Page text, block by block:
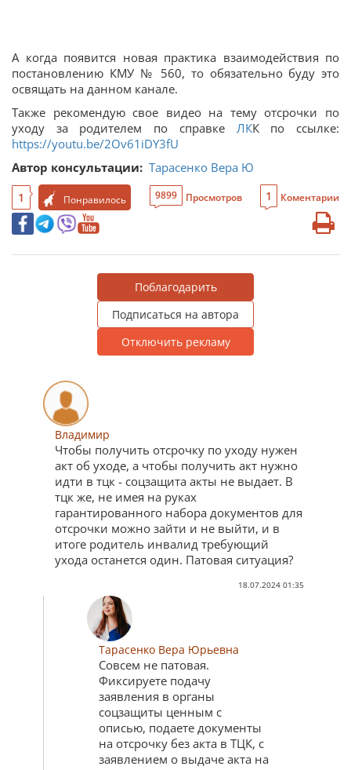
А когда появится новая практика взаимодействия по
постановлению КМУ № 560, то обязательно буду это
освящать на данном канале.
Также рекомендую свое видео на тему отсрочки по
уходу за родителем по справке ЛКК по ссылке:
https://youtu.be/2Ov61iDY3fU
Автор консультации: Тарасенко Вера Ю
1 Понравилось 9899 Просмотров 1 Коментарии
Поблагодарить
Подписаться на автора
Отключить рекламу
Владимир
Чтобы получить отсрочку по уходу нужен
акт об уходе, а чтобы получить акт нужно
идти в тцк - соцзащита акты не выдает. В
тцк же, не имея на руках
гарантированного набора документов для
отсрочки можно зайти и не выйти, и в
итоге родитель инвалид требующий
ухода останется один. Патовая ситуация?
18.07.2024 01:35
Тарасенко Вера Юрьевна
Совсем не патовая.
Фиксируете подачу
заявления в органы
соцзащиты ценным с
описью, подаете документы
на отсрочку без акта в ТЦК, с
заявлением о выдаче акта на